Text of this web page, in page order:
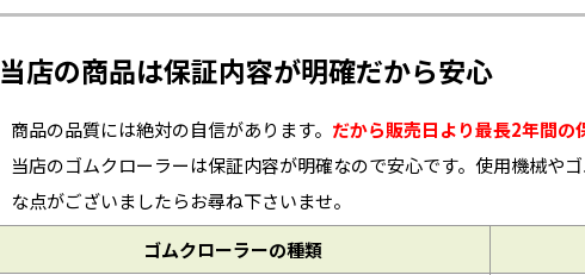
当店の商品は保証内容が明確だから安心
商品の品質には絶対の自信があります。 だから販売日より最長2年間の
当店のゴムクローラーは保証内容が明確なので安心です。使用機械や
な点がございましたらお尋ね下さいませ。
ゴムクローラーの種類